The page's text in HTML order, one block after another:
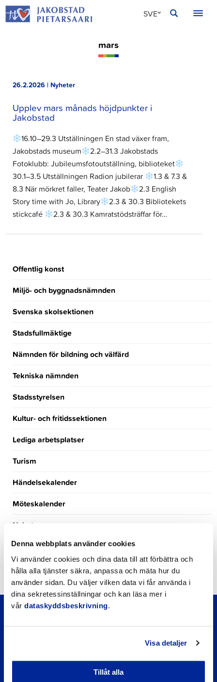
Denna webbplats använder cookies
Vi använder cookies och dina data till att förbättra och
hålla alla tjänster säkra, anpassa och mäta hur du
använder sidan. Du väljer vilken data vi får använda i
dina sekretessinställningar och kan läsa mer i
vår dataskyddsbeskrivning
Visa detaljer
Tillåt alla
Hoppa
till
SVE
mars
26.2.2026 | Nyheter
Upplev mars månads höjdpunkter i
Jakobstad
16.10–29.3 Utställningen En stad växer fram,
Jakobstads museum
2.2–31.3 Jakobstads
Fotoklubb: Jubileumsfotoutställning, biblioteket
30.1–3.5 Utställningen Radion jubilerar
1.3 & 7.3 &
8.3 När mörkret faller, Teater Jakob
2.3 English
Story time with Jo, Library
2.3 & 30.3 Bibliotekets
stickcafé
2.3 & 30.3 Kamratstödsträffar för…
Offentlig konst
Miljö- och byggnadsnämnden
Svenska skolsektionen
Stadsfullmäktige
Nämnden för bildning och välfärd
Tekniska nämnden
Stadsstyrelsen
Kultur- och fritidssektionen
Lediga arbetsplatser
Turism
Händelsekalender
Möteskalender
Nyheter
Kungörelser
Okategoriserade